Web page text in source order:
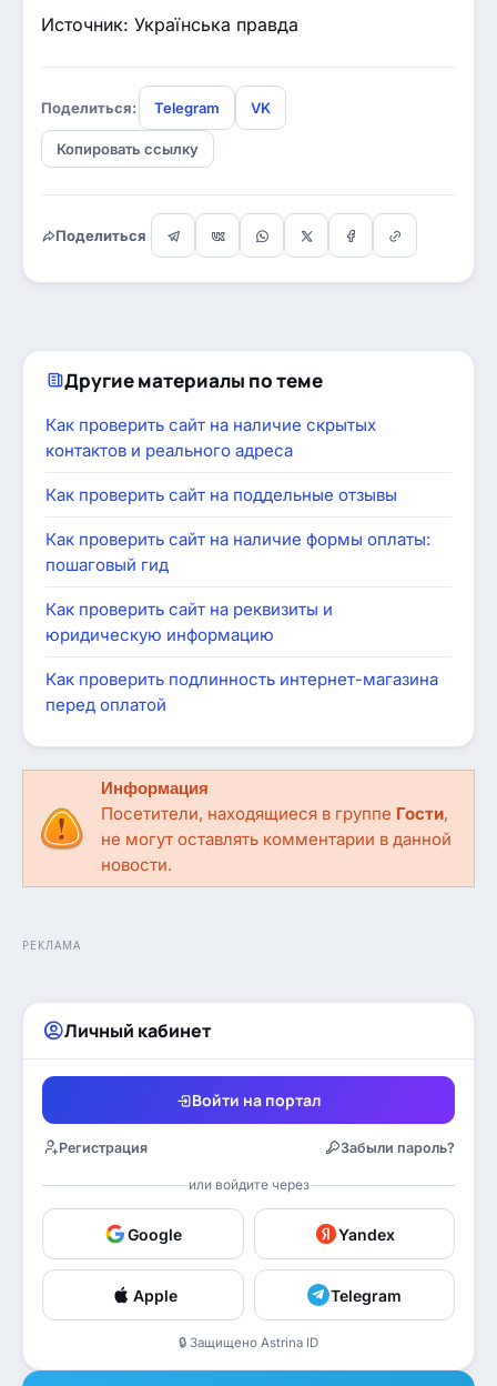
Источник: Українська правда
Поделиться: Telegram VK
Копировать ссылку
Поделиться
Другие материалы по теме
Как проверить сайт на наличие скрытых
контактов и реального адреса
Как проверить сайт на поддельные отзывы
Как проверить сайт на наличие формы оплаты:
пошаговый гид
Как проверить сайт на реквизиты и
юридическую информацию
Как проверить подлинность интернет-магазина
перед оплатой
Информация
Посетители, находящиеся в группе Гости,
не могут оставлять комментарии в данной
новости.
РЕКЛАМА
Личный кабинет
Войти на портал
Регистрация Забыли пароль?
или войдите через
Google Yandex
Apple Telegram
🔒 Защищено Astrina ID